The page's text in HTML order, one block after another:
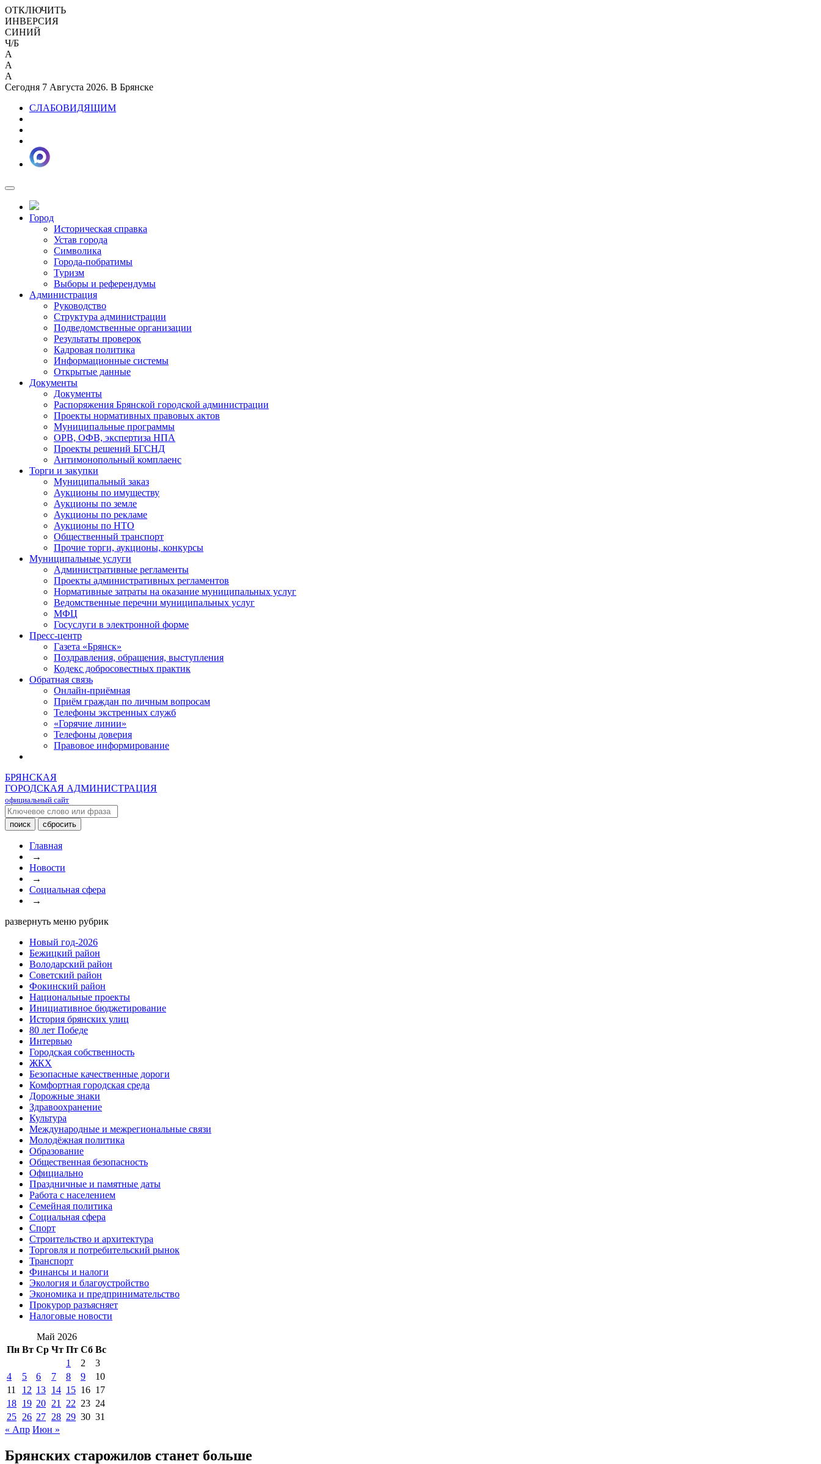
ОТКЛЮЧИТЬ
ИНВЕРСИЯ
СИНИЙ
Ч/Б
A
A
A
Сегодня 7 Августа 2026. В Брянске
СЛАБОВИДЯЩИМ
Город
Историческая справка
Устав города
Символика
Города-побратимы
Туризм
Выборы и референдумы
Администрация
Руководство
Структура администрации
Подведомственные организации
Результаты проверок
Кадровая политика
Информационные системы
Открытые данные
Документы
Документы
Распоряжения Брянской городской администрации
Проекты нормативных правовых актов
Муниципальные программы
ОРВ, ОФВ, экспертиза НПА
Проекты решений БГСНД
Антимонопольный комплаенс
Торги и закупки
Муниципальный заказ
Аукционы по имуществу
Аукционы по земле
Аукционы по рекламе
Аукционы по НТО
Общественный транспорт
Прочие торги, аукционы, конкурсы
Муниципальные услуги
Административные регламенты
Проекты административных регламентов
Нормативные затраты на оказание муниципальных услуг
Ведомственные перечни муниципальных услуг
МФЦ
Госуслуги в электронной форме
Пресс-центр
Газета «Брянск»
Поздравления, обращения, выступления
Кодекс добросовестных практик
Обратная связь
Онлайн-приёмная
Приём граждан по личным вопросам
Телефоны экстренных служб
«Горячие линии»
Телефоны доверия
Правовое информирование
БРЯНСКАЯ
ГОРОДСКАЯ АДМИНИСТРАЦИЯ
официальный сайт
Главная
→
Новости
→
Социальная сфера
→
развернуть меню рубрик
Новый год-2026
Бежицкий район
Володарский район
Советский район
Фокинский район
Национальные проекты
Инициативное бюджетирование
История брянских улиц
80 лет Победе
Интервью
Городская собственность
ЖКХ
Безопасные качественные дороги
Комфортная городская среда
Дорожные знаки
Здравоохранение
Культура
Международные и межрегиональные связи
Молодёжная политика
Образование
Общественная безопасность
Официально
Праздничные и памятные даты
Работа с населением
Семейная политика
Социальная сфера
Спорт
Строительство и архитектура
Торговля и потребительский рынок
Транспорт
Финансы и налоги
Экология и благоустройство
Экономика и предпринимательство
Прокурор разъясняет
Налоговые новости
Май 2026
Пн Вт Ср Чт Пт Сб Вс
1
2
3
4
5 6 7 8 9
10
11
12 13 14 15 16 17
18 19 20 21 22 23 24
25 26 27 28 29 30 31
« Апр Июн »
Брянских старожилов станет больше